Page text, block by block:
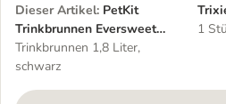
Dieser Artikel: PetKit
Trinkbrunnen Eversweet
Solo SE
Trinkbrunnen 1,8 Liter,
schwarz
1